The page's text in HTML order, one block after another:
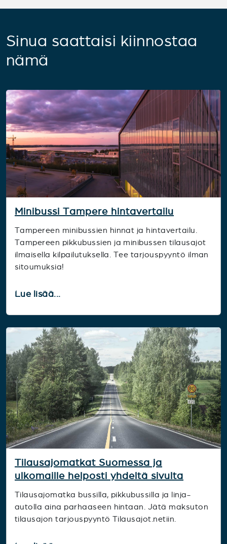
Sinua saattaisi kiinnostaa
nämä
Minibussi Tampere hintavertailu
Tampereen minibussien hinnat ja hintavertailu.
Tampereen pikkubussien ja minibussen tilausajot
ilmaisella kilpailutuksella. Tee tarjouspyyntö ilman
sitoumuksia!
Lue lisää...
Tilausajomatkat Suomessa ja
ulkomaille helposti yhdeltä sivulta
Tilausajomatka bussilla, pikkubussilla ja linja-
autolla aina parhaaseen hintaan. Jätä maksuton
tilausajon tarjouspyyntö Tilausajot.netiin.